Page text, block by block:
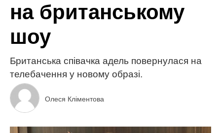
на британському
шоу
Британська співачка адель повернулася на
телебачення у новому образі.
Олеся Кліментова